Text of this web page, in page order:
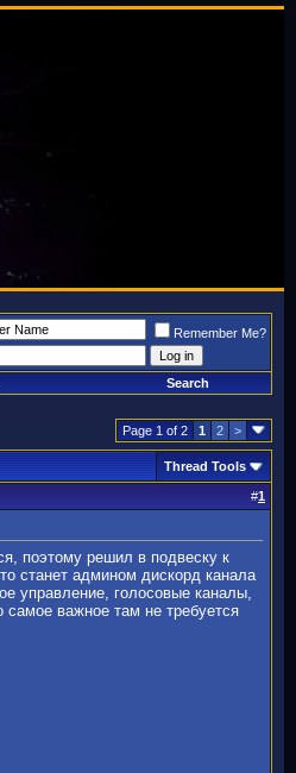
Remember Me?
Search
Page 1 of 2 1 2 >
Thread Tools
#1
поэтому решил в подвеску к
станет админом дискорд канала
управление, голосовые каналы,
важное там не требуется